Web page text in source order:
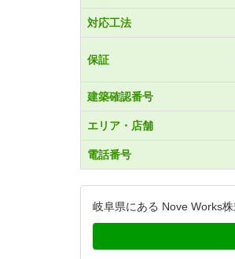
対応工法
保証
建築確認番号
エリア・店舗
電話番号
岐阜県にある Nove Works